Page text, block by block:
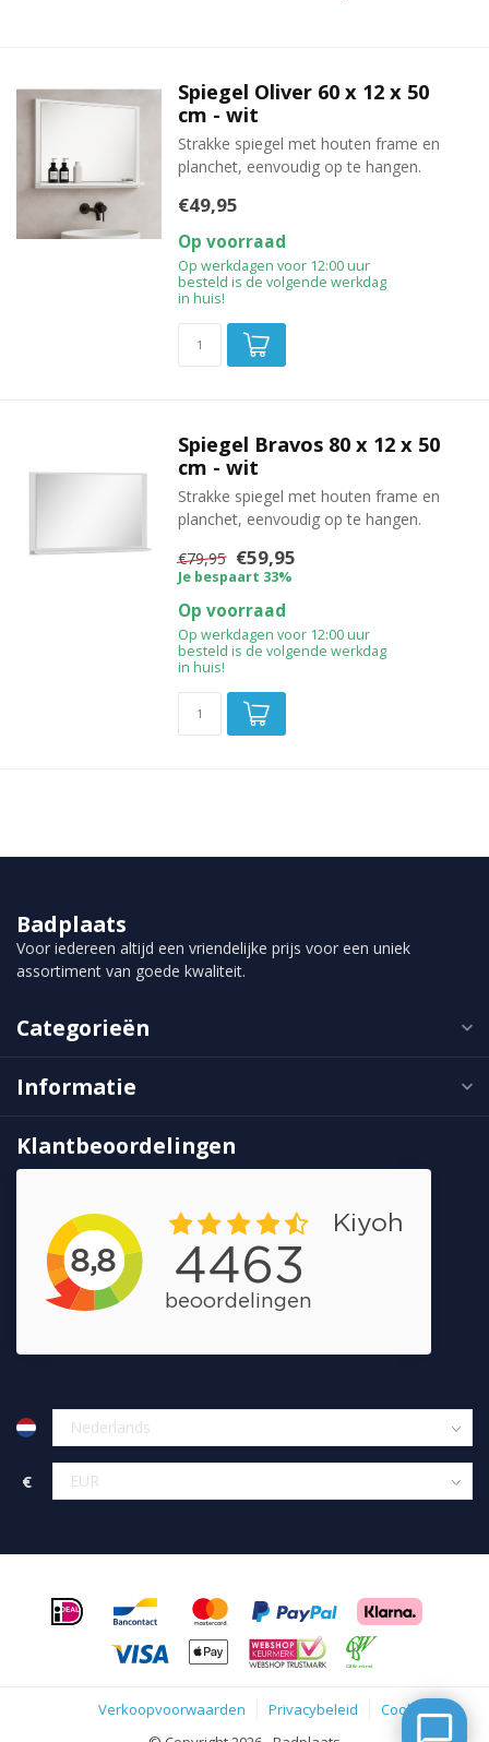
Spiegel Oliver 60 x 12 x 50
cm - wit
Strakke spiegel met houten frame en
planchet, eenvoudig op te hangen.
€49,95
Op voorraad
Op werkdagen voor 12:00 uur
besteld is de volgende werkdag
in huis!
Spiegel Bravos 80 x 12 x 50
cm - wit
Strakke spiegel met houten frame en
planchet, eenvoudig op te hangen.
€79,95 €59,95
Je bespaart 33%
Op voorraad
Op werkdagen voor 12:00 uur
besteld is de volgende werkdag
in huis!
Badplaats
Voor iedereen altijd een vriendelijke prijs voor een uniek
assortiment van goede kwaliteit.
Categorieën
Informatie
Klantbeoordelingen
€
Verkoopvoorwaarden Privacybeleid
Cookies